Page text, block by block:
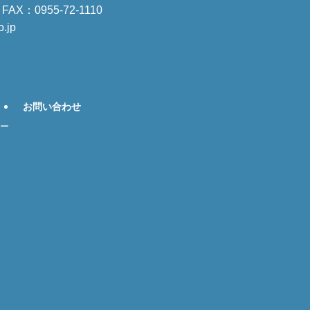
：0955-72-1110
お問い合わせ